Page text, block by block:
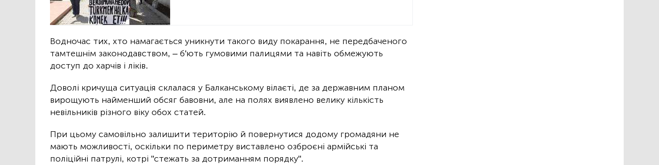
Водночас тих, хто намагається уникнути такого виду покарання, не передбаченого
тамтешнім законодавством, – б'ють гумовими палицями та навіть обмежують
доступ до харчів і ліків.
Доволі кричуща ситуація склалася у Балканському вілаєті, де за державним планом
вирощують найменший обсяг бавовни, але на полях виявлено велику кількість
невільників різного віку обох статей.
При цьому самовільно залишити територію й повернутися додому громадяни не
мають можливості, оскільки по периметру виставлено озброєні армійські та
поліційні патрулі, котрі "стежать за дотриманням порядку".